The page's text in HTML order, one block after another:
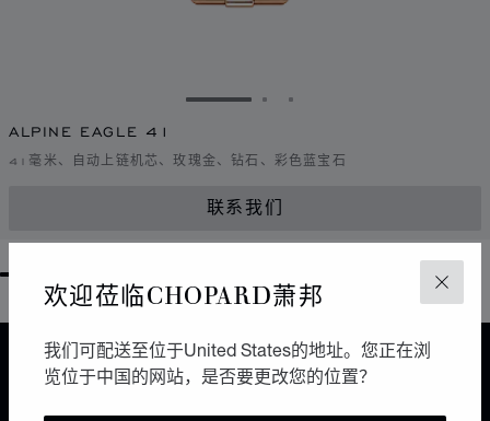
关闭
欢迎莅临CHOPARD萧邦
我们可配送至位于United States的地址。您正在浏
览位于中国的网站，是否要更改您的位置？
转到幻灯片 1转到幻灯片 2
转到幻灯片 3
ALPINE EAGLE 41
41毫米、自动上链机芯、玫瑰金、钻石、彩色蓝宝石
联系我们
GO TO SLIDE 1
GO TO SLIDE 2
GO TO SLIDE 3
GO TO SLIDE 4
GO TO SLIDE 5
GO TO SLIDE 6
GO TO SLIDE 7
GO TO SLIDE 8
GO TO SLIDE 9
GO TO SLIDE 10
设计
经典设计